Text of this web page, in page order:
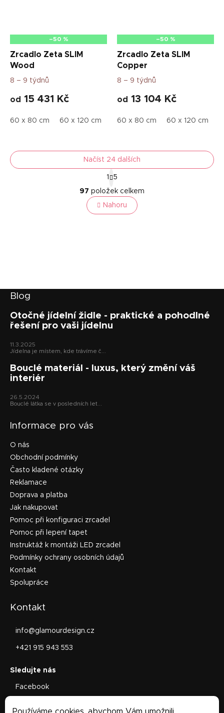
–50 %
Zrcadlo Zeta SLIM
Wood
8 – 9 týdnů
od 15 431 Kč
60 x 80 cm 60 x 120 cm 40 x 60 cm 50 x 80 cm
–50 %
Zrcadlo Zeta SLIM
Copper
8 – 9 týdnů
od 13 104 Kč
60 x 80 cm 60 x 120 cm
O
v
l
á
k
ý
p
Načíst 24 dalších
t
r
á
n
k
1
5
97 položek celkem
Nahoru
Blog
Otočné jídelní židle - praktické a pohodlné
řešení pro vaši jídelnu
11.3.2025
Jídelna je místem, kde trávíme č...
Bouclé materiál - luxus, který změní váš
interiér
26.5.2024
Bouclé látka se v posledních let...
Informace pro vás
O nás
Obchodní podmínky
Často kladené otázky
Reklamace
Doprava a platba
Jak nakupovat
Pomoc při konfiguraci zrcadel
Pomoc při lepení tapet
Instruktáž k montáži LED zrcadel
Podmínky ochrany osobních údajů
Kontakt
Spolupráce
Kontakt
info@glamourdesign.cz
+421 915 943 553
Facebook